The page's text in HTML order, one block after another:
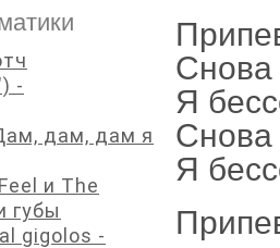
Снова
Я
Снова
Я
-
дам, дам я
и The
губы
gigolos -